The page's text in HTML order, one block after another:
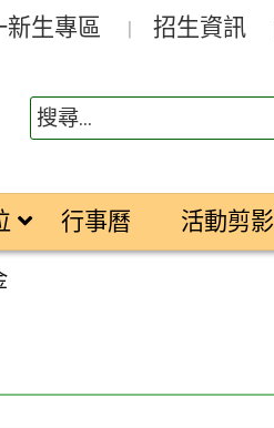
新生專區 招生資訊
行事曆 活動剪影